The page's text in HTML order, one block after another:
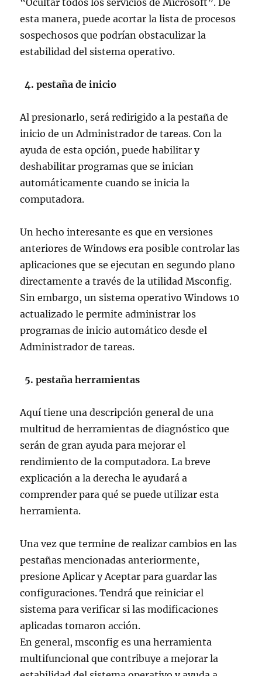
“Ocultar todos los servicios de Microsoft”. De
esta manera, puede acortar la lista de procesos
sospechosos que podrían obstaculizar la
estabilidad del sistema operativo.
4. pestaña de inicio
Al presionarlo, será redirigido a la pestaña de
inicio de un Administrador de tareas. Con la
ayuda de esta opción, puede habilitar y
deshabilitar programas que se inician
automáticamente cuando se inicia la
computadora.
Un hecho interesante es que en versiones
anteriores de Windows era posible controlar las
aplicaciones que se ejecutan en segundo plano
directamente a través de la utilidad Msconfig.
Sin embargo, un sistema operativo Windows 10
actualizado le permite administrar los
programas de inicio automático desde el
Administrador de tareas.
5. pestaña herramientas
Aquí tiene una descripción general de una
multitud de herramientas de diagnóstico que
serán de gran ayuda para mejorar el
rendimiento de la computadora. La breve
explicación a la derecha le ayudará a
comprender para qué se puede utilizar esta
herramienta.
Una vez que termine de realizar cambios en las
pestañas mencionadas anteriormente,
presione Aplicar y Aceptar para guardar las
configuraciones. Tendrá que reiniciar el
sistema para verificar si las modificaciones
aplicadas tomaron acción.
En general, msconfig es una herramienta
multifuncional que contribuye a mejorar la